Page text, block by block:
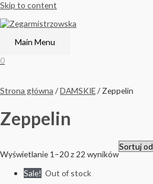
Skip to content
Main Menu
0
Strona główna /DAMSKIE/ Zeppelin
Zeppelin
Wyświetlanie 1–20 z 22 wyników
Sale! Out of stock